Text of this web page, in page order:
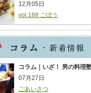
12月05日
vol.188 ごぼう
コラム｜いざ！ 男の料理
07月27日
ごあいさつ